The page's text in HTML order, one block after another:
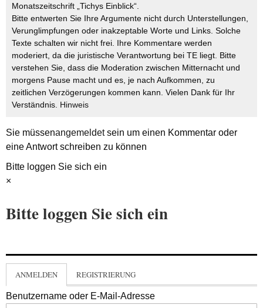
Monatszeitschrift „Tichys Einblick“.
Bitte entwerten Sie Ihre Argumente nicht durch Unterstellungen,
Verunglimpfungen oder inakzeptable Worte und Links. Solche
Texte schalten wir nicht frei. Ihre Kommentare werden
moderiert, da die juristische Verantwortung bei TE liegt. Bitte
verstehen Sie, dass die Moderation zwischen Mitternacht und
morgens Pause macht und es, je nach Aufkommen, zu
zeitlichen Verzögerungen kommen kann. Vielen Dank für Ihr
Verständnis. Hinweis
Sie müssenangemeldetsein um einen Kommentar oder
eine Antwort schreiben zu können
Bitte loggen Sie sich ein
×
Bitte loggen Sie sich ein
ANMELDEN REGISTRIERUNG
Benutzername oder E-Mail-Adresse